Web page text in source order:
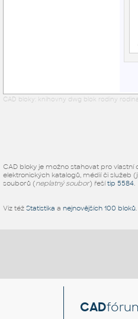
CAD bloky: knihovny dwg blok rodiny
CAD bloky je možno stahovat pro vlastní
elektronických katalogů, médií či služeb
souborů (neplatný soubor) řešítip 5584.
Viz též Statistika a nejnovějších 100 bloků.
CAD